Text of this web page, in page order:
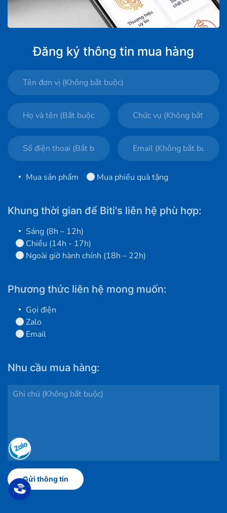
Đăng ký thông tin mua hàng
Mua sản phẩm Mua phiếu quà tặng
Khung thời gian để Biti's liên hệ phù hợp:
Sáng (8h – 12h)
Chiều (14h - 17h)
Ngoài giờ hành chính (18h – 22h)
Phương thức liên hệ mong muốn:
Gọi điện
Zalo
Email
Nhu cầu mua hàng: